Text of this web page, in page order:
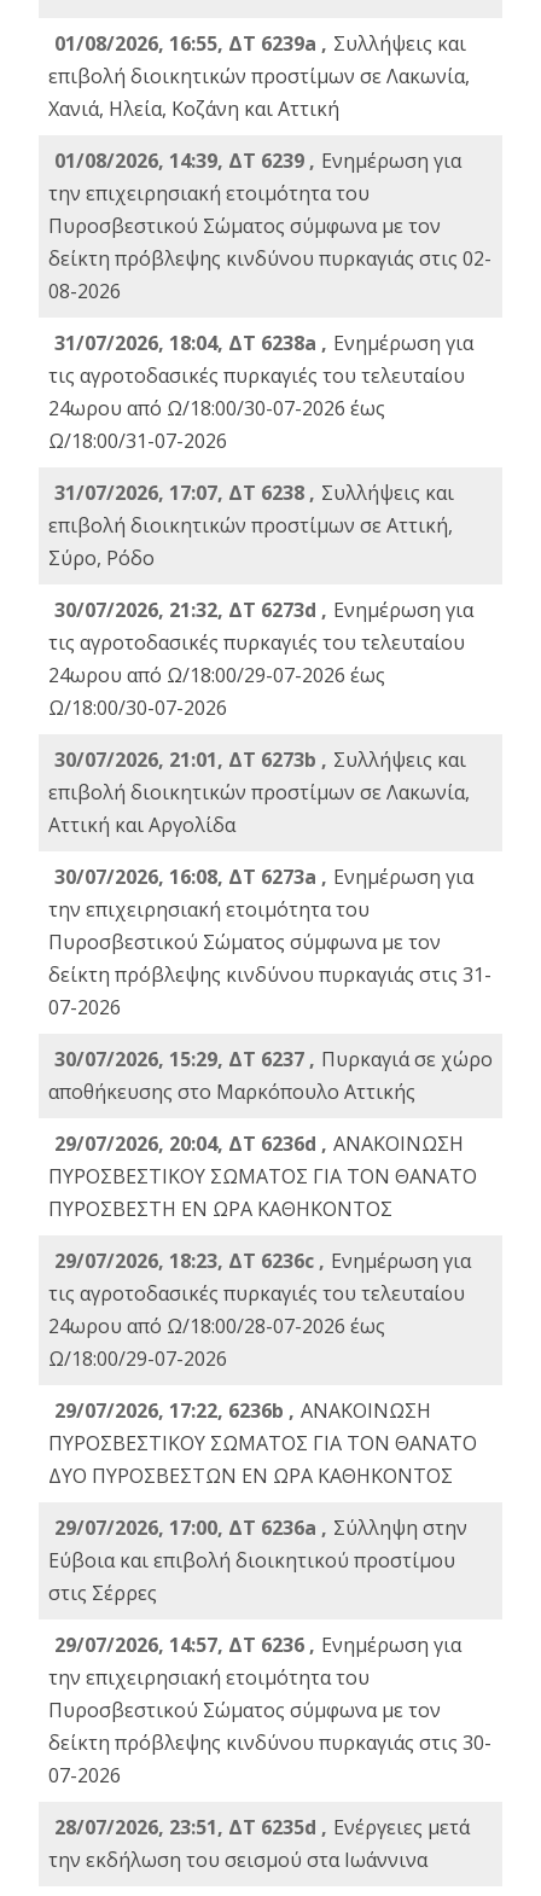
01/08/2026, 16:55, ΔΤ 6239a , Συλλήψεις και
επιβολή διοικητικών προστίμων σε Λακωνία,
Χανιά, Ηλεία, Κοζάνη και Αττική
01/08/2026, 14:39, ΔΤ 6239 , Ενημέρωση για
την επιχειρησιακή ετοιμότητα του
Πυροσβεστικού Σώματος σύμφωνα με τον
δείκτη πρόβλεψης κινδύνου πυρκαγιάς στις 02-
08-2026
31/07/2026, 18:04, ΔΤ 6238a , Ενημέρωση για
τις αγροτοδασικές πυρκαγιές του τελευταίου
24ωρου από Ω/18:00/30-07-2026 έως
Ω/18:00/31-07-2026
31/07/2026, 17:07, ΔΤ 6238 , Συλλήψεις και
επιβολή διοικητικών προστίμων σε Αττική,
Σύρο, Ρόδο
30/07/2026, 21:32, ΔΤ 6273d , Ενημέρωση για
τις αγροτοδασικές πυρκαγιές του τελευταίου
24ωρου από Ω/18:00/29-07-2026 έως
Ω/18:00/30-07-2026
30/07/2026, 21:01, ΔΤ 6273b , Συλλήψεις και
επιβολή διοικητικών προστίμων σε Λακωνία,
Αττική και Αργολίδα
30/07/2026, 16:08, ΔΤ 6273a , Ενημέρωση για
την επιχειρησιακή ετοιμότητα του
Πυροσβεστικού Σώματος σύμφωνα με τον
δείκτη πρόβλεψης κινδύνου πυρκαγιάς στις 31-
07-2026
30/07/2026, 15:29, ΔΤ 6237 , Πυρκαγιά σε χώρο
αποθήκευσης στο Μαρκόπουλο Αττικής
29/07/2026, 20:04, ΔΤ 6236d , ΑΝΑΚΟΙΝΩΣΗ
ΠΥΡΟΣΒΕΣΤΙΚΟΥ ΣΩΜΑΤΟΣ ΓΙΑ ΤΟΝ ΘΑΝΑΤΟ
ΠΥΡΟΣΒΕΣΤΗ ΕΝ ΩΡΑ ΚΑΘΗΚΟΝΤΟΣ
29/07/2026, 18:23, ΔΤ 6236c , Ενημέρωση για
τις αγροτοδασικές πυρκαγιές του τελευταίου
24ωρου από Ω/18:00/28-07-2026 έως
Ω/18:00/29-07-2026
29/07/2026, 17:22, 6236b , ΑΝΑΚΟΙΝΩΣΗ
ΠΥΡΟΣΒΕΣΤΙΚΟΥ ΣΩΜΑΤΟΣ ΓΙΑ ΤΟΝ ΘΑΝΑΤΟ
ΔΥΟ ΠΥΡΟΣΒΕΣΤΩΝ ΕΝ ΩΡΑ ΚΑΘΗΚΟΝΤΟΣ
29/07/2026, 17:00, ΔΤ 6236a , Σύλληψη στην
Εύβοια και επιβολή διοικητικού προστίμου
στις Σέρρες
29/07/2026, 14:57, ΔΤ 6236 , Ενημέρωση για
την επιχειρησιακή ετοιμότητα του
Πυροσβεστικού Σώματος σύμφωνα με τον
δείκτη πρόβλεψης κινδύνου πυρκαγιάς στις 30-
07-2026
28/07/2026, 23:51, ΔΤ 6235d , Ενέργειες μετά
την εκδήλωση του σεισμού στα Ιωάννινα